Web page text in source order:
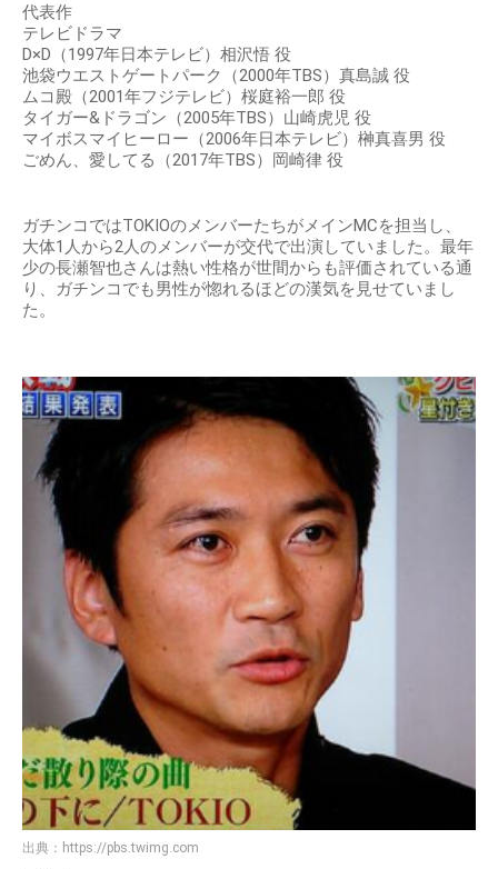
代表作
テレビドラマ
D×D（1997年日本テレビ）相沢悟 役
池袋ウエストゲートパーク（2000年TBS）真島誠 役
ムコ殿（2001年フジテレビ）桜庭裕一郎 役
タイガー&ドラゴン（2005年TBS）山崎虎児 役
マイボスマイヒーロー（2006年日本テレビ）榊真喜男 役
ごめん、愛してる（2017年TBS）岡崎律 役
ガチンコではTOKIOのメンバーたちがメインMCを担当し、
大体1人から2人のメンバーが交代で出演していました。最年
少の長瀬智也さんは熱い性格が世間からも評価されている通
り、ガチンコでも男性が惚れるほどの漢気を見せていまし
た。
出典： https://pbs.twimg.com